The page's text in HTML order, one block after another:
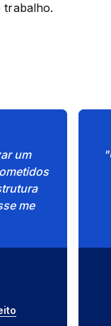
trabalho.
um
me